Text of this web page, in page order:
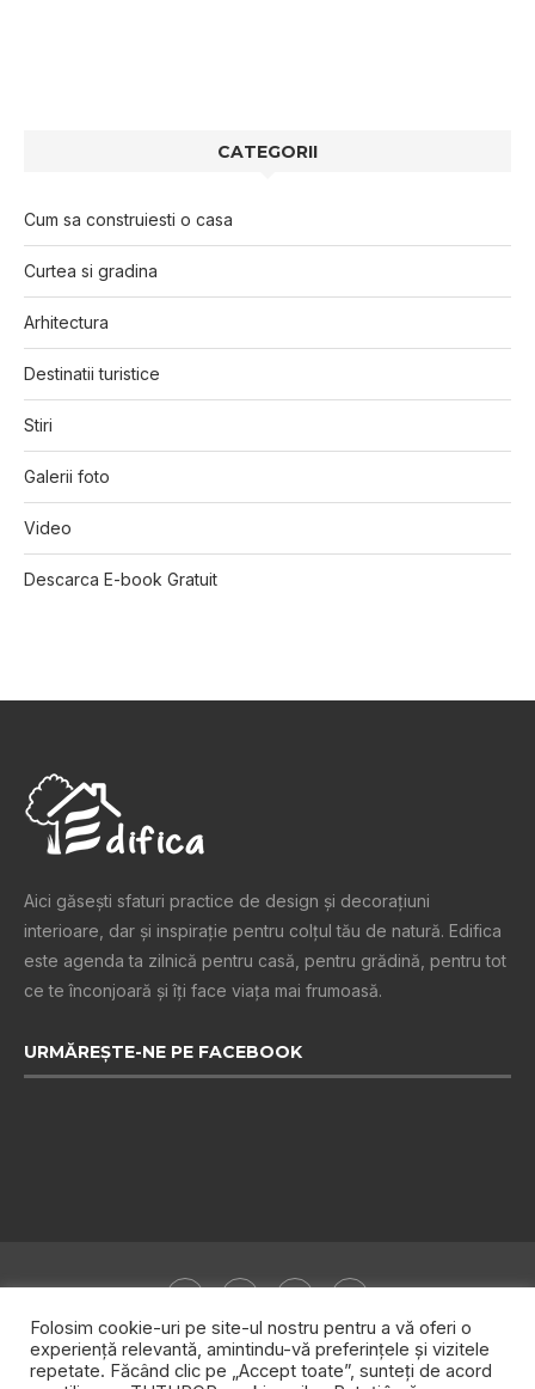
CATEGORII
Cum sa construiesti o casa
Curtea si gradina
Arhitectura
Destinatii turistice
Stiri
Galerii foto
Video
Descarca E-book Gratuit
Aici găsești sfaturi practice de design şi decoraţiuni
interioare, dar și inspiraţie pentru colţul tău de natură. Edifica
este agenda ta zilnică pentru casă, pentru grădină, pentru tot
ce te înconjoară şi îţi face viaţa mai frumoasă.
URMĂREȘTE-NE PE FACEBOOK
Folosim cookie-uri pe site-ul nostru pentru a vă oferi o
experiență relevantă, amintindu-vă preferințele și vizitele
repetate. Făcând clic pe „Accept toate”, sunteți de acord